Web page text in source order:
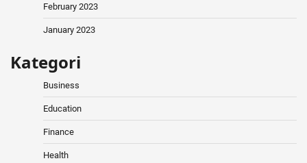
February 2023
January 2023
Kategori
Business
Education
Finance
Health